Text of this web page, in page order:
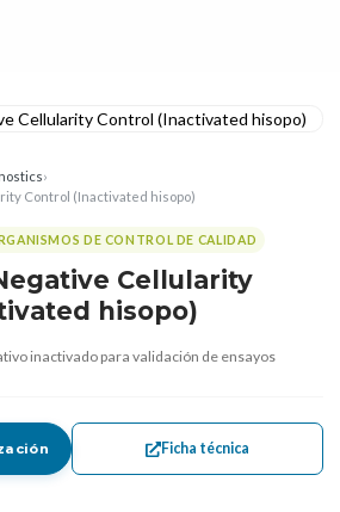
›
Control (Inactivated hisopo)
DE CONTROL DE CALIDAD
Cellularity
hisopo)
inactivado para validación de ensayos
Ficha técnica